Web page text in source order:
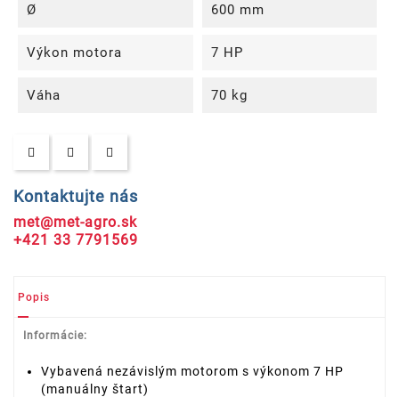
Ø 600 mm
Výkon motora 7 HP
Váha 70 kg
Kontaktujte nás
met@met-agro.sk
+421 33 7791569
Popis
Informácie:
Vybavená nezávislým motorom s výkonom 7 HP
(manuálny štart)